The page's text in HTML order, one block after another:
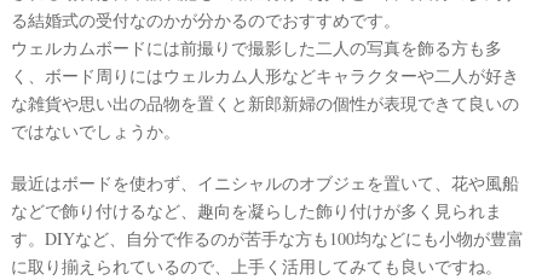
る結婚式の受付なのかが分かるのでおすすめです。
ウェルカムボードには前撮りで撮影した二人の写真を飾る方も多
く、ボード周りにはウェルカム人形などキャラクターや二人が好き
な雑貨や思い出の品物を置くと新郎新婦の個性が表現できて良いの
ではないでしょうか。
最近はボードを使わず、イニシャルのオブジェを置いて、花や風船
などで飾り付けるなど、趣向を凝らした飾り付けが多く見られま
す。DIYなど、自分で作るのが苦手な方も100均などにも小物が豊富
に取り揃えられているので、上手く活用してみても良いですね。